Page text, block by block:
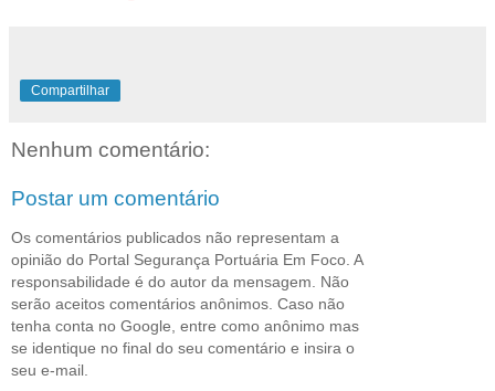
Compartilhar
Nenhum comentário:
Postar um comentário
Os comentários publicados não representam a
opinião do Portal Segurança Portuária Em Foco. A
responsabilidade é do autor da mensagem. Não
serão aceitos comentários anônimos. Caso não
tenha conta no Google, entre como anônimo mas
se identique no final do seu comentário e insira o
seu e-mail.